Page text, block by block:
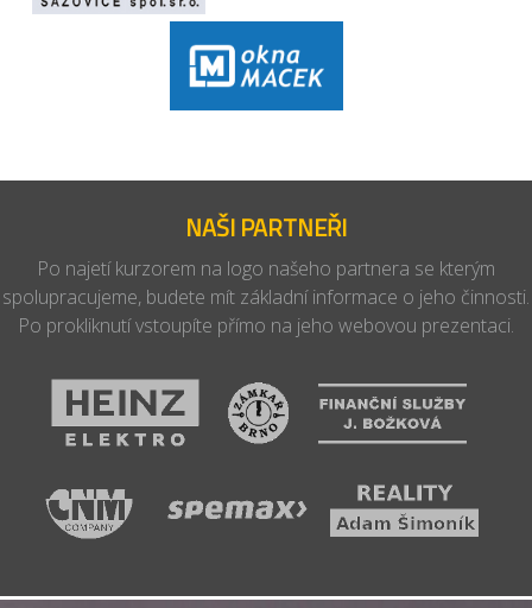
NAŠI PARTNEŘI
Po najetí kurzorem na logo našeho partnera se kterým
spolupracujeme, budete mít základní informace o jeho činnosti.
Po prokliknutí vstoupíte přímo na jeho webovou prezentaci.